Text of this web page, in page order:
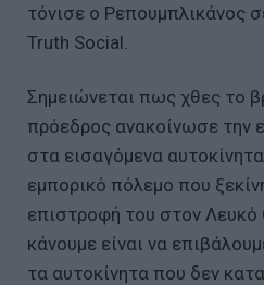
τόνισε ο Ρεπουμπλικάνος
Truth Social.
Σημειώνεται πως χθες το
πρόεδρος ανακοίνωσε την
στα εισαγόμενα
εμπορικό πόλεμο που
επιστροφή του στον Λευκό
κάνουμε είναι να
τα αυτοκίνητα που δεν